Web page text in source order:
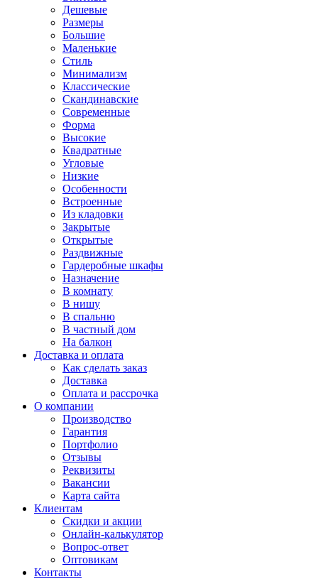
Дешевые
Размеры
Большие
Маленькие
Стиль
Минимализм
Классические
Скандинавские
Современные
Форма
Высокие
Квадратные
Угловые
Низкие
Особенности
Встроенные
Из кладовки
Закрытые
Открытые
Раздвижные
Гардеробные шкафы
Назначение
В комнату
В нишу
В спальню
В частный дом
На балкон
Доставка и оплата
Как сделать заказ
Доставка
Оплата и рассрочка
О компании
Производство
Гарантия
Портфолио
Отзывы
Реквизиты
Вакансии
Карта сайта
Клиентам
Скидки и акции
Онлайн-калькулятор
Вопрос-ответ
Оптовикам
Контакты